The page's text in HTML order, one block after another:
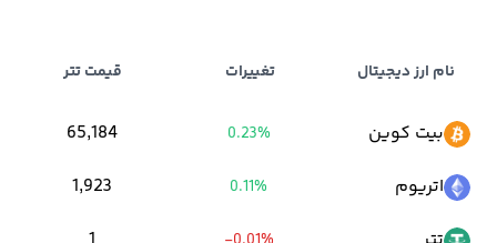
است.
خوشبختانه ثبت نام در صرافی رمزارز اوکی اکسچنج
هزینه ندارد و تمام
نام ارز دیجیتال تغییرات قیمت تتر
بیت کوین 0.23%
65,184
اتریوم
0.11%
1,923